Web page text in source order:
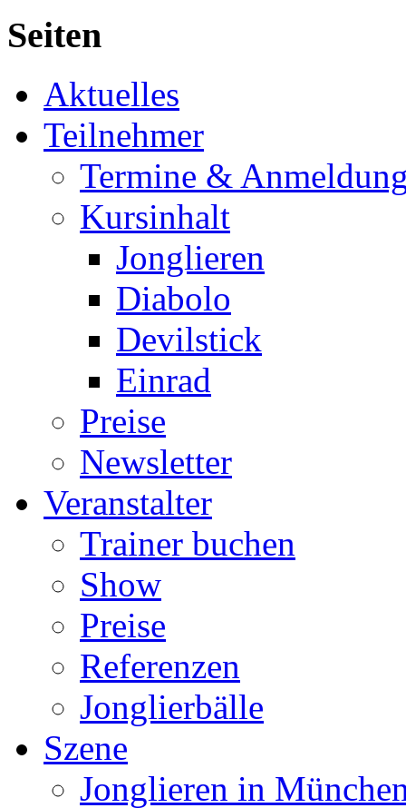
Seiten
Aktuelles
Teilnehmer
Termine &
Kursinhalt
Jonglieren
Diabolo
Devilstick
Einrad
Preise
Newsletter
Veranstalter
Trainer buchen
Show
Preise
Referenzen
Jonglierbälle
Szene
Jonglieren in